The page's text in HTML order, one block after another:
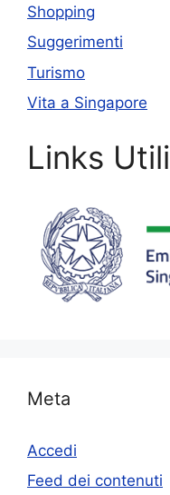
Shopping
Suggerimenti
Turismo
Vita a Singapore
Links Utili
Meta
Accedi
Feed dei contenuti